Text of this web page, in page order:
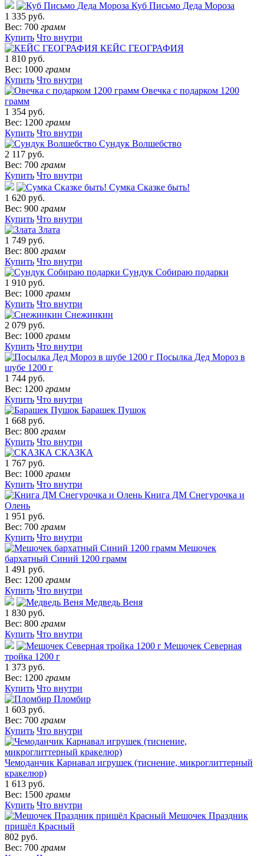
Куб Письмо Деда Мороза
1 335 руб.
Вес: 700 грамм
Купить Что внутри
КЕЙС ГЕОГРАФИЯ
1 810 руб.
Вес: 1000 грамм
Купить Что внутри
Овечка с подарком 1200
грамм
1 354 руб.
Вес: 1200 грамм
Купить Что внутри
Сундук Волшебство
2 117 руб.
Вес: 700 грамм
Купить Что внутри
Сумка Сказке быть!
1 620 руб.
Вес: 900 грамм
Купить Что внутри
Злата
1 749 руб.
Вес: 800 грамм
Купить Что внутри
Сундук Собираю подарки
1 910 руб.
Вес: 1000 грамм
Купить Что внутри
Снежинкин
2 079 руб.
Вес: 1000 грамм
Купить Что внутри
Посылка Дед Мороз в
шубе 1200 г
1 744 руб.
Вес: 1200 грамм
Купить Что внутри
Барашек Пушок
1 668 руб.
Вес: 800 грамм
Купить Что внутри
СКАЗКА
1 767 руб.
Вес: 1000 грамм
Купить Что внутри
Книга ДМ Снегурочка и
Олень
1 951 руб.
Вес: 700 грамм
Купить Что внутри
Мешочек
бархатный Синий 1200 грамм
1 491 руб.
Вес: 1200 грамм
Купить Что внутри
Медведь Веня
1 830 руб.
Вес: 800 грамм
Купить Что внутри
Мешочек Северная
тройка 1200 г
1 373 руб.
Вес: 1200 грамм
Купить Что внутри
Пломбир
1 603 руб.
Вес: 700 грамм
Купить Что внутри
Чемоданчик Карнавал игрушек (тиснение, микроглиттерный
кракелюр)
1 613 руб.
Вес: 1500 грамм
Купить Что внутри
Мешочек Праздник
пришёл Красный
802 руб.
Вес: 700 грамм